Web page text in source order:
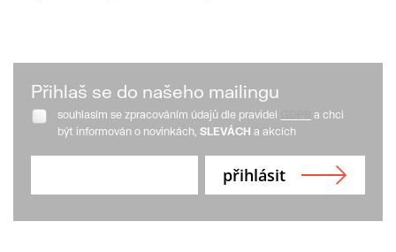
Přihlaš se do našeho mailingu
souhlasím se zpracováním údajů dle pravidel
a chci
být informován o novinkách, SLEVÁCH a akcích